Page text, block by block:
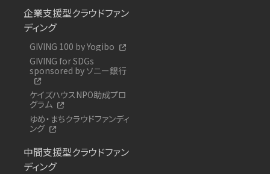
企業支援型クラウドファン
ディング
GIVING 100 by Yogibo
GIVING for SDGs
sponsored by ソニー銀行
ケイズハウスNPO助成プロ
グラム
ゆめ・まちクラウドファンディ
ング
中間支援型クラウドファン
ディング